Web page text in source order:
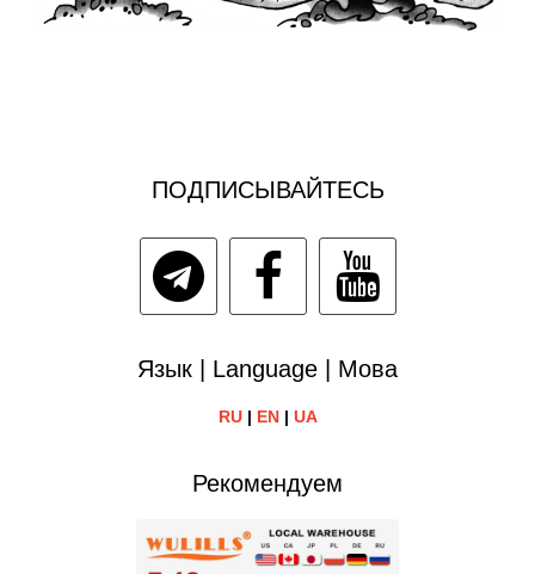
ПОДПИСЫВАЙТЕСЬ
Язык | Language | Мова
RU| EN| UA
Рекомендуем